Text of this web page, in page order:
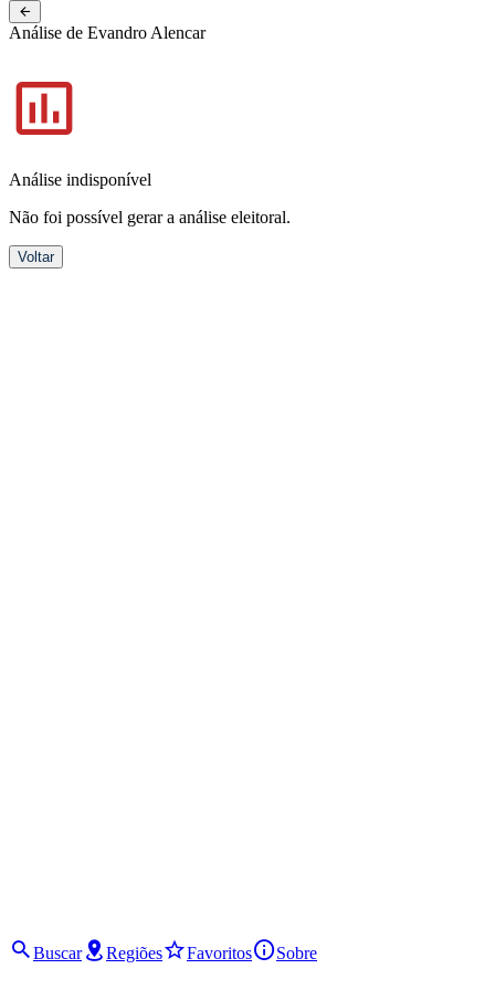
NOVO
Análise de Evandro Alencar
Análise indisponível
Não foi possível gerar a análise eleitoral.
Voltar
Buscar Regiões Favoritos Sobre